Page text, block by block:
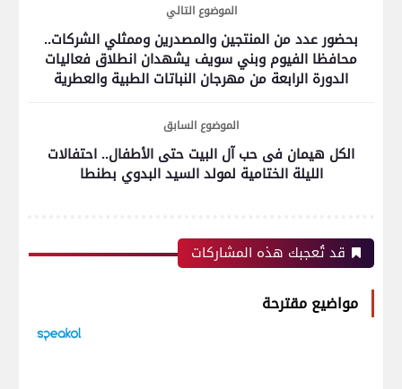
الموضوع التالي
بحضور عدد من المنتجين والمصدرين وممثلي الشركات..
محافظا الفيوم وبني سويف يشهدان انطلاق فعاليات
الدورة الرابعة من مهرجان النباتات الطبية والعطرية
الموضوع السابق
الكل هيمان فى حب آل البيت حتى الأطفال.. احتفالات
الليلة الختامية لمولد السيد البدوي بطنطا
قد تُعجبك هذه المشاركات
مواضيع مقترحة